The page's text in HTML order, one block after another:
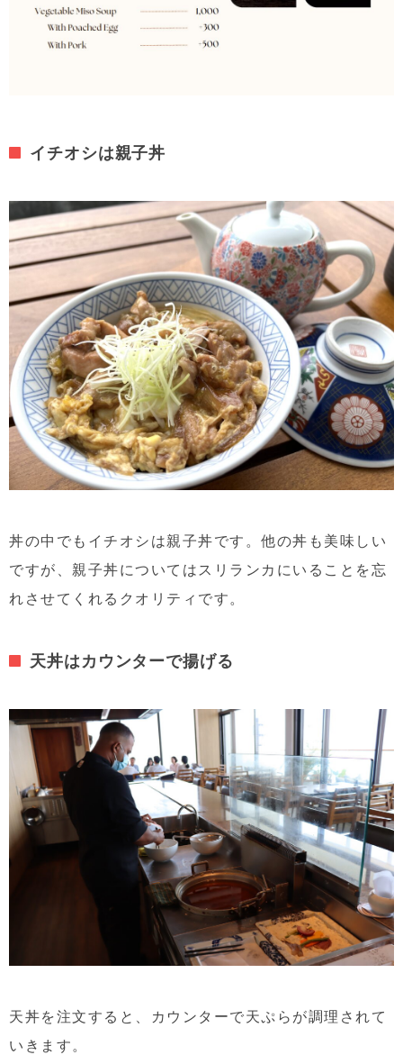
イチオシは親子丼
丼の中でもイチオシは親子丼です。他の丼も美味しい
ですが、親子丼についてはスリランカにいることを忘
れさせてくれるクオリティです。
天丼はカウンターで揚げる
天丼を注文すると、カウンターで天ぷらが調理されて
いきます。